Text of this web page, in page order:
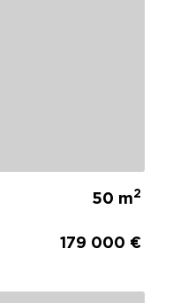
50 m2
179 000 €